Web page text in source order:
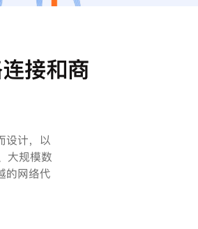
接和商
设计，以
大规模数
的网络代